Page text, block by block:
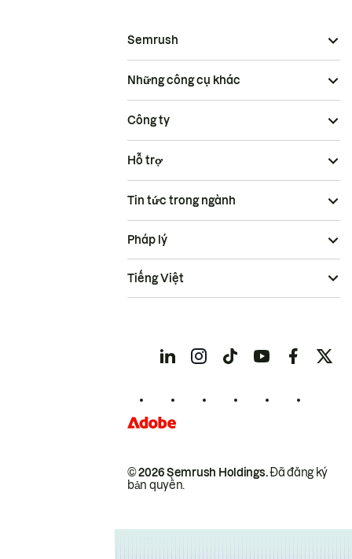
Semrush
Những công cụ khác
Công ty
Hỗ trợ
Tin tức trong ngành
© 2026 Semrush Holdings.Đã đăng ký
bản quyền.
Pháp lý
Tiếng Việt